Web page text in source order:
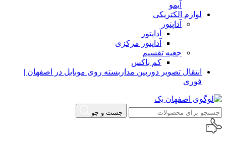
آیمو
لوازم الکتریکی
آداپتور
آداپتور
آداپتور مرکزی
جعبه تقسیم
کم باکس
انتقال تصویر دوربین مداربسته روی موبایل در اصفهان |
فوری
جست و جو